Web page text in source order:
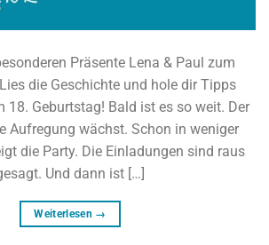
Präsente Lena & Paul zum
die Geschichte und hole dir Tipps
18. Geburtstag! Bald ist es so weit. Der
Aufregung wächst. Schon in weniger
die Party. Die Einladungen sind raus
Und dann ist […]
Weiterlesen →